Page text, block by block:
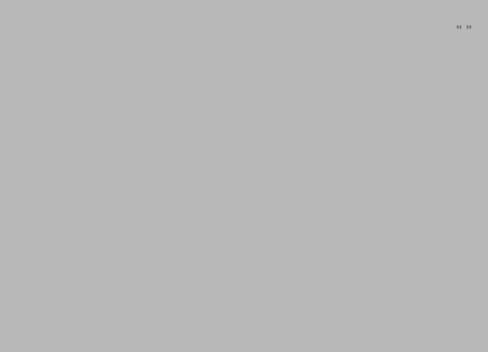
"
"